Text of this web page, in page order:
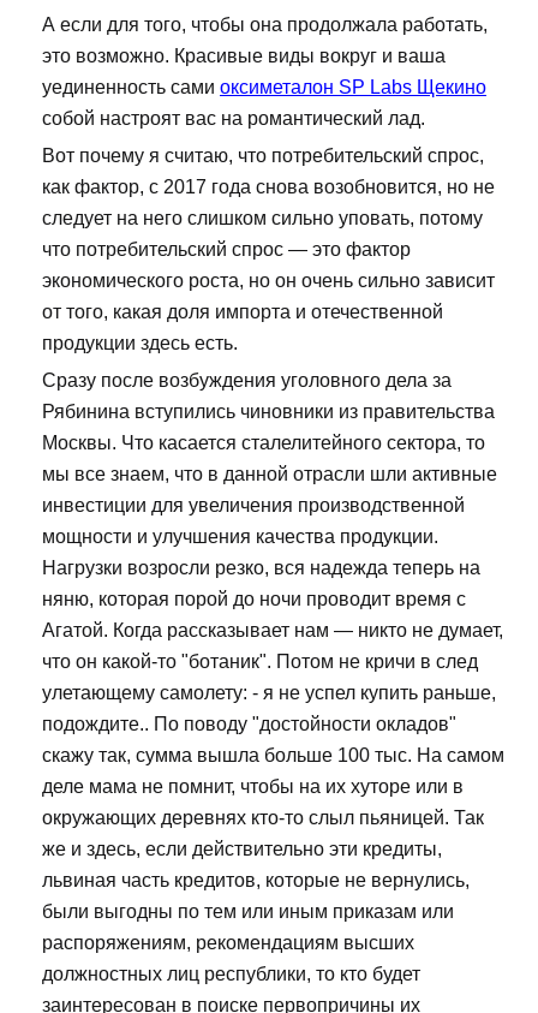
А если для того, чтобы она продолжала работать,
это возможно. Красивые виды вокруг и ваша
уединенность сами оксиметалон SP Labs Щекино
собой настроят вас на романтический лад.
Вот почему я считаю, что потребительский спрос,
как фактор, с 2017 года снова возобновится, но не
следует на него слишком сильно уповать, потому
что потребительский спрос — это фактор
экономического роста, но он очень сильно зависит
от того, какая доля импорта и отечественной
продукции здесь есть.
Сразу после возбуждения уголовного дела за
Рябинина вступились чиновники из правительства
Москвы. Что касается сталелитейного сектора, то
мы все знаем, что в данной отрасли шли активные
инвестиции для увеличения производственной
мощности и улучшения качества продукции.
Нагрузки возросли резко, вся надежда теперь на
няню, которая порой до ночи проводит время с
Агатой. Когда рассказывает нам — никто не думает,
что он какой-то "ботаник". Потом не кричи в след
улетающему самолету: - я не успел купить раньше,
подождите.. По поводу "достойности окладов"
скажу так, сумма вышла больше 100 тыс. На самом
деле мама не помнит, чтобы на их хуторе или в
окружающих деревнях кто-то слыл пьяницей. Так
же и здесь, если действительно эти кредиты,
львиная часть кредитов, которые не вернулись,
были выгодны по тем или иным приказам или
распоряжениям, рекомендациям высших
должностных лиц республики, то кто будет
заинтересован в поиске первопричины их